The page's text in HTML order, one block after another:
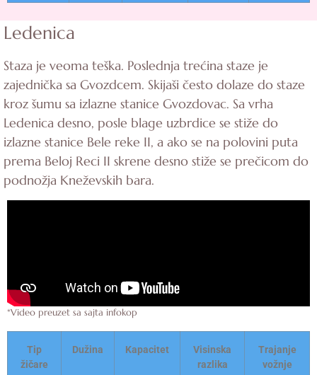
Ledenica
Staza je veoma teška. Poslednja trećina staze je
zajednička sa Gvozdcem. Skijaši često dolaze do staze
kroz šumu sa izlazne stanice Gvozdovac. Sa vrha
Ledenica desno, posle blage uzbrdice se stiže do
izlazne stanice Bele reke II, a ako se na polovini puta
prema Beloj Reci II skrene desno stiže se prečicom do
podnožja Kneževskih bara.
*Video preuzet sa sajta infokop
Tip
žičare
Dužina Kapacitet
Visinska
razlika
Trajanje
vožnje